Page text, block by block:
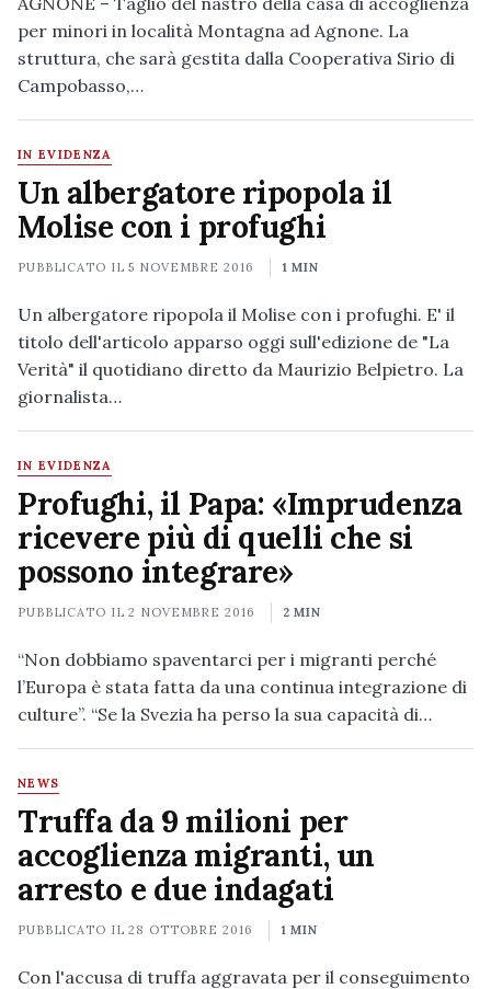
per minori in località Montagna ad Agnone. La
struttura, che sarà gestita dalla Cooperativa Sirio di
Campobasso,…
IN EVIDENZA
Un albergatore ripopola il
Molise con i profughi
PUBBLICATO IL5 NOVEMBRE 2016 1 MIN
Un albergatore ripopola il Molise con i profughi. E' il
titolo dell'articolo apparso oggi sull'edizione de "La
Verità" il quotidiano diretto da Maurizio Belpietro. La
giornalista…
IN EVIDENZA
Profughi, il Papa: «Imprudenza
ricevere più di quelli che si
possono integrare»
PUBBLICATO IL2 NOVEMBRE 2016 2 MIN
“Non dobbiamo spaventarci per i migranti perché
l’Europa è stata fatta da una continua integrazione di
culture”. “Se la Svezia ha perso la sua capacità di…
NEWS
Truffa da 9 milioni per
accoglienza migranti, un
arresto e due indagati
PUBBLICATO IL28 OTTOBRE 2016 1 MIN
Con l'accusa di truffa aggravata per il conseguimento